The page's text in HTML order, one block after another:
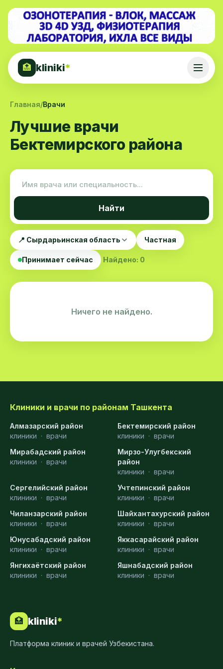
🏥 kliniki*
Главная/Врачи
Лучшие врачи
Бектемирского района
Найти
📍 Сырдарьинская область Частная
Принимает сейчас Найдено: 0
Ничего не найдено.
Клиники и врачи по районам Ташкента
Алмазарский район
клиники · врачи
Бектемирский район
клиники · врачи
Мирабадский район
клиники · врачи
Мирзо-Улугбекский
район
клиники · врачи
Сергелийский район
клиники · врачи
Учтепинский район
клиники · врачи
Чиланзарский район
клиники · врачи
Шайхантахурский район
клиники · врачи
Юнусабадский район
клиники · врачи
Яккасарайский район
клиники · врачи
Янгихаётский район
клиники · врачи
Яшнабадский район
клиники · врачи
🏥 kliniki*
Платформа клиник и врачей Узбекистана.